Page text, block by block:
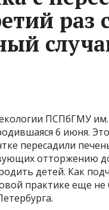
раз
ПСПбГМУ
6 июня.
пересадили
отторжению
детей. Как
практике еще